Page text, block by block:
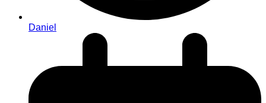
Daniel